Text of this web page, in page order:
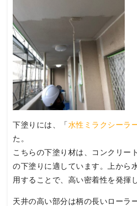
下塗りには、「水性ミラクシーラ
た。
こちらの下塗り材は、コンクリー
の下塗りに適しています。上から
用することで、高い密着性を発揮
天井の高い部分は柄の長いローラ